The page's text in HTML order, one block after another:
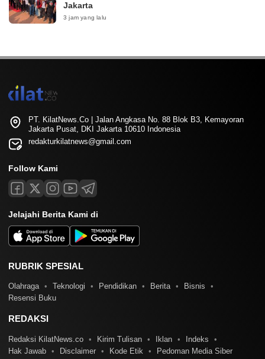
Jakarta
3 jam yang lalu
PT. KilatNews.Co | Jalan Angkasa No. 88 Blok B3, Kemayoran
Jakarta Pusat, DKI Jakarta 10610 Indonesia
redakturkilatnews@gmail.com
Follow Kami
Jelajahi Berita Kami di
RUBRIK SPESIAL
Olahraga Teknologi Pendidikan Berita
Bisnis
Resensi Buku
REDAKSI
Redaksi KilatNews.co Kirim Tulisan Iklan
Indeks
Hak Jawab
Disclaimer Kode Etik Pedoman Media Siber